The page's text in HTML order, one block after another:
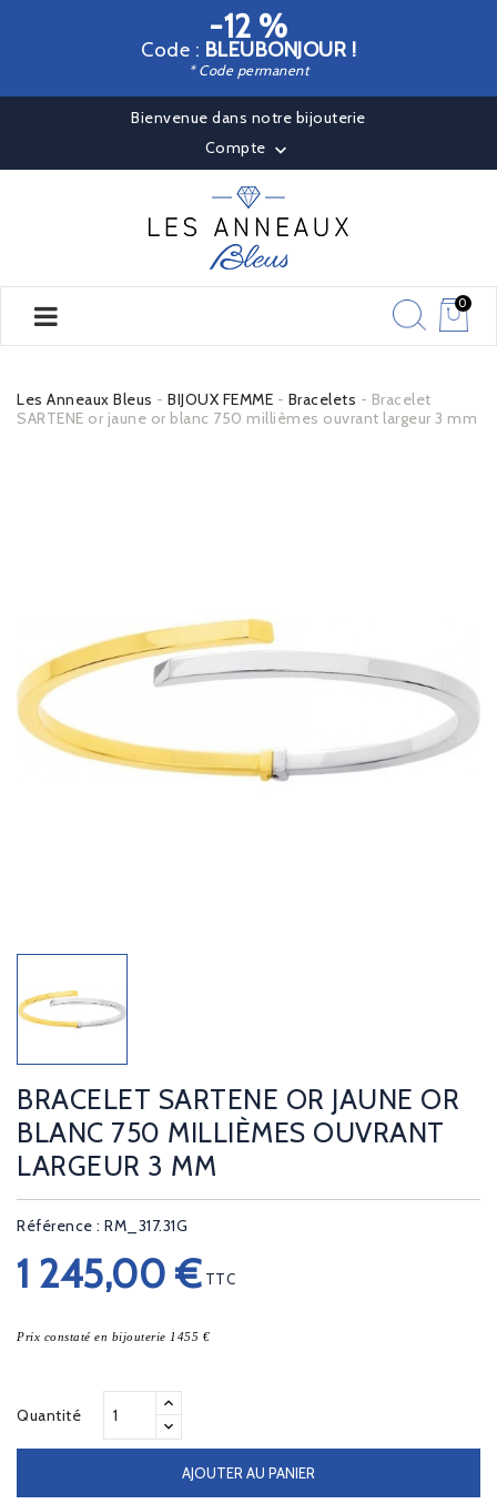
-12 %
Code : BLEUBONJOUR !
* Code permanent
Bienvenue dans notre bijouterie
Compte 
0
Les Anneaux Bleus BIJOUX FEMME Bracelets
Bracelet
SARTENE or jaune or blanc 750 millièmes ouvrant largeur 3 mm
BRACELET SARTENE OR JAUNE OR
BLANC 750 MILLIÈMES OUVRANT
LARGEUR 3 MM
Référence : RM_317.31G
1 245,00 € TTC
Prix constaté en bijouterie 1455 €
Quantité
AJOUTER AU PANIER